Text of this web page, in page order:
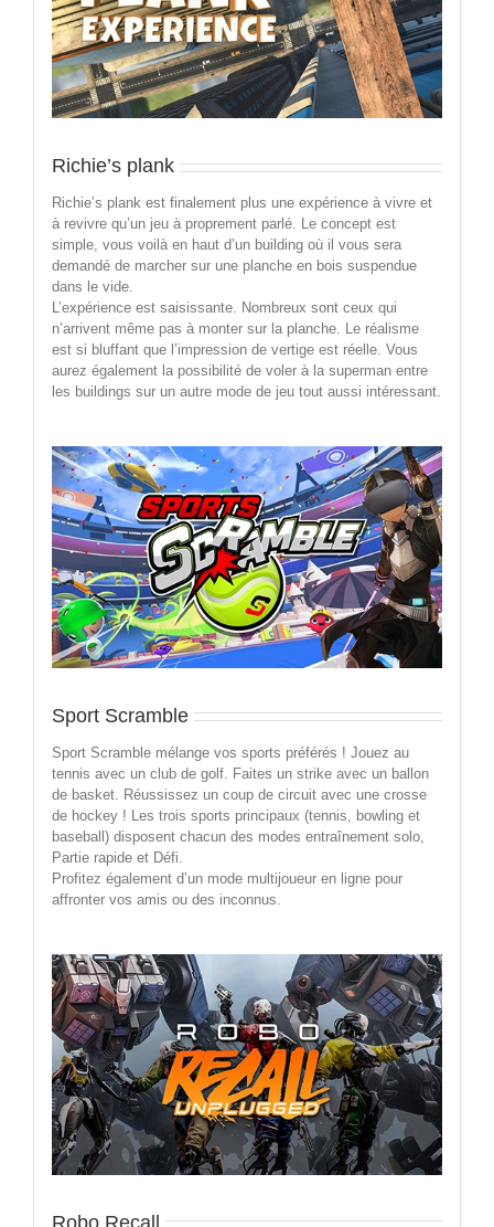
Richie’s plank
Richie’s plank est finalement plus une expérience à vivre et
à revivre qu’un jeu à proprement parlé. Le concept est
simple, vous voilà en haut d’un building où il vous sera
demandé de marcher sur une planche en bois suspendue
dans le vide.
L’expérience est saisissante. Nombreux sont ceux qui
n’arrivent même pas à monter sur la planche. Le réalisme
est si bluffant que l’impression de vertige est réelle. Vous
aurez également la possibilité de voler à la superman entre
les buildings sur un autre mode de jeu tout aussi intéressant.
Sport Scramble
Sport Scramble mélange vos sports préférés ! Jouez au
tennis avec un club de golf. Faites un strike avec un ballon
de basket. Réussissez un coup de circuit avec une crosse
de hockey ! Les trois sports principaux (tennis, bowling et
baseball) disposent chacun des modes entraînement solo,
Partie rapide et Défi.
Profitez également d’un mode multijoueur en ligne pour
affronter vos amis ou des inconnus.